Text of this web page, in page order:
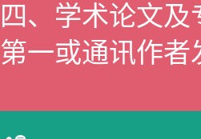
四、学术论文及
第一或通讯作